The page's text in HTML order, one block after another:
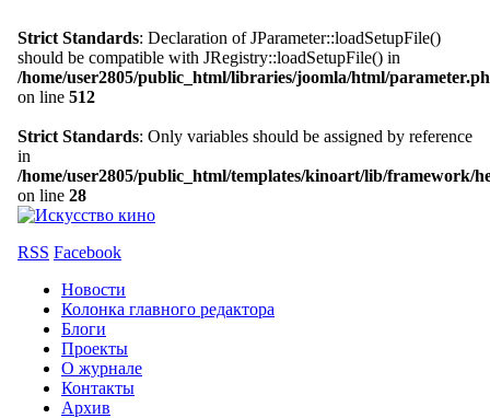
Strict Standards: Declaration of JParameter::loadSetupFile()
should be compatible with JRegistry::loadSetupFile() in
/home/user2805/public_html/libraries/joomla/html/
on line 512
Strict Standards: Only variables should be assigned by reference
in
/home/user2805/public_html/templates/kinoart/lib/framework/
on line 28
RSS Facebook
Новости
Колонка главного редактора
Блоги
Проекты
О журнале
Контакты
Архив